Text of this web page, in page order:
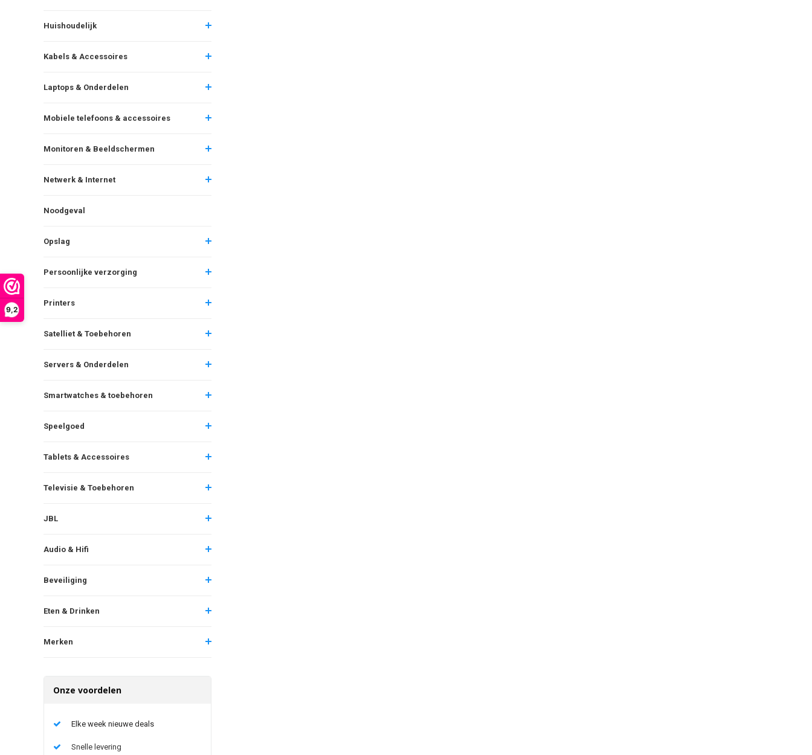
9,2
Huishoudelijk
Kabels & Accessoires
Laptops & Onderdelen
Mobiele telefoons & accessoires
Monitoren & Beeldschermen
Netwerk & Internet
Noodgeval
Opslag
Persoonlijke verzorging
Printers
Satelliet & Toebehoren
Servers & Onderdelen
Smartwatches & toebehoren
Speelgoed
Tablets & Accessoires
Televisie & Toebehoren
JBL
Audio & Hifi
Beveiliging
Eten & Drinken
Merken
Onze voordelen
Elke week nieuwe deals
Snelle levering